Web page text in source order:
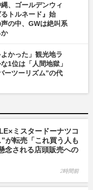
、ゴールデンウィ
トルネード』始
の中、GWは絶叫系
よかった」観光地ラ
1位は「人間地獄」
ーツーリズム”の代
ミスタードーナツコ
が転売「これ買う人も
念される店頭販売への
2時間前